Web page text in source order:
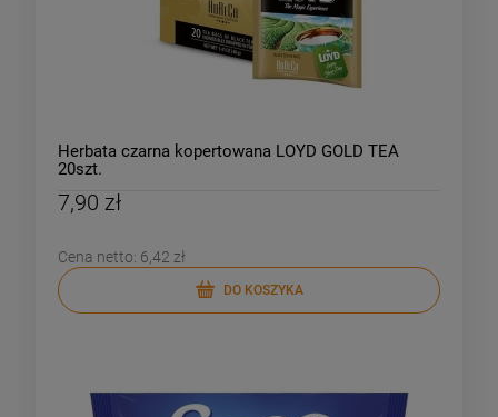
Herbata czarna kopertowana LOYD GOLD TEA
20szt.
7,90 zł
Cena netto: 6,42 zł
DO KOSZYKA